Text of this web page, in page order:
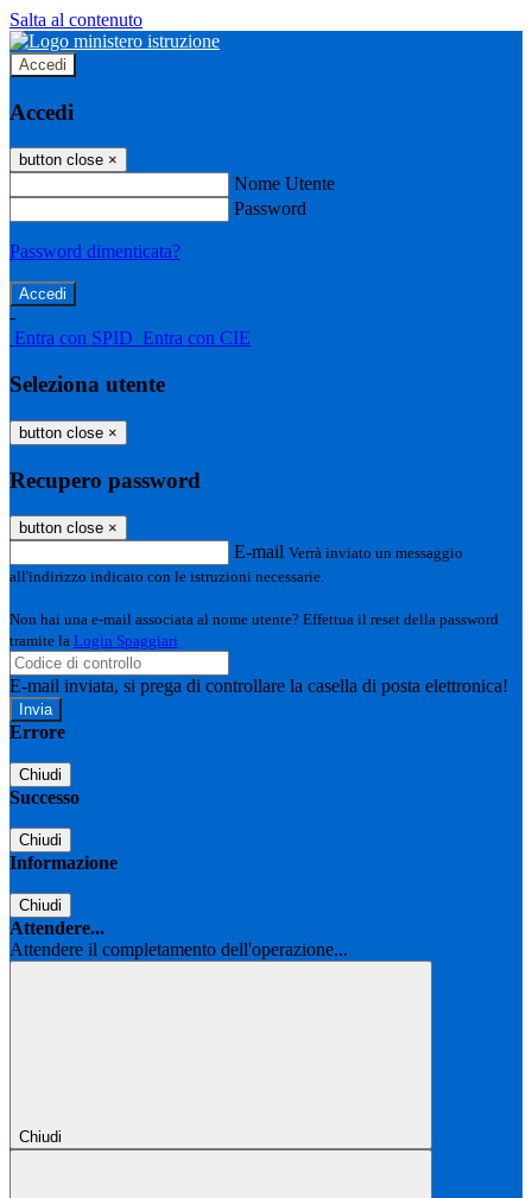
Salta al contenuto
Accedi
Accedi
button close ×
Nome Utente
Password
Password dimenticata?
-
Entra con SPID Entra con CIE
Seleziona utente
button close ×
Recupero password
button close ×
E-mail Verrà inviato un messaggio
all'indirizzo indicato con le istruzioni necessarie.
Non hai una e-mail associata al nome utente? Effettua il reset della password
tramite la Login Spaggiari
E-mail inviata, si prega di controllare la casella di posta elettronica!
Errore
Chiudi
Successo
Chiudi
Informazione
Chiudi
Attendere...
Attendere il completamento dell'operazione...
Chiudi